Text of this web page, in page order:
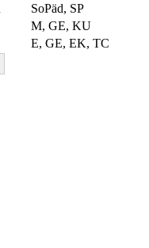
SoPäd, SP
M, GE, KU
E, GE, EK, TC